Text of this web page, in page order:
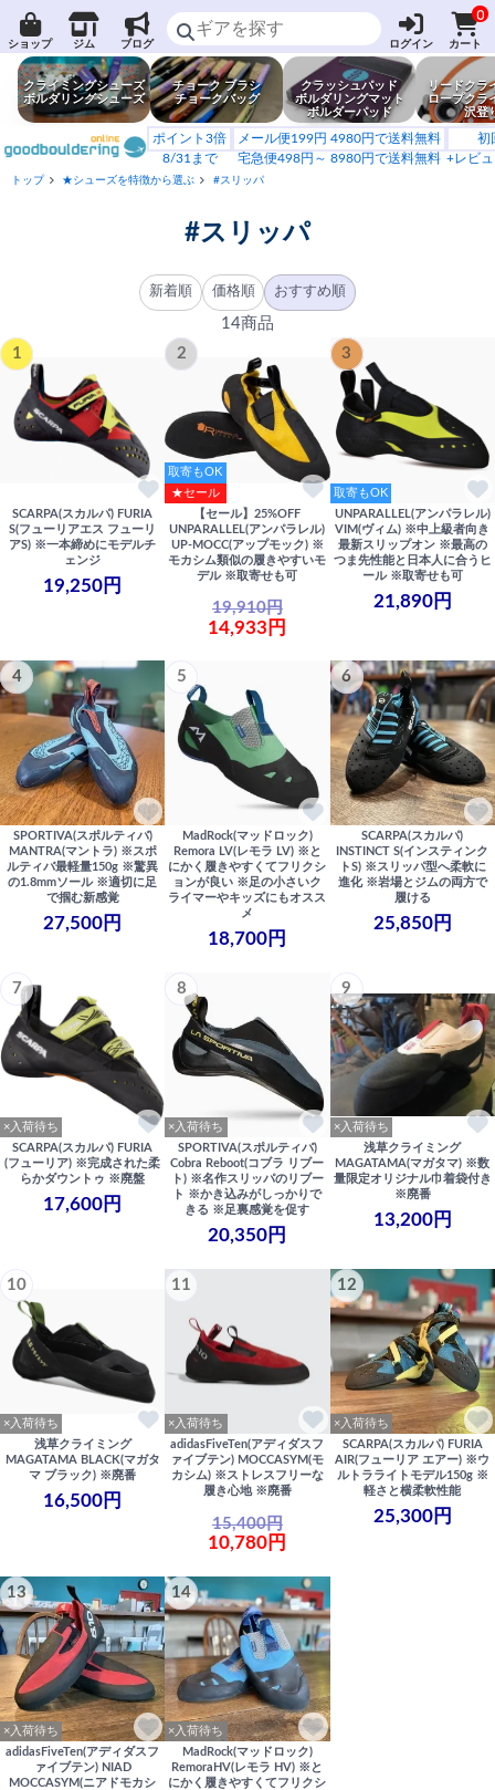
ショップ ジム ブログ ログイン
0
カート
クライミングシューズ
ボルダリングシューズ
チョーク ブラシ
チョークバッグ
クラッシュパッド
ボルダリングマット
ボルダーパッド
リードクラ
ロープクラ
沢登
ポイント3倍
8/31まで
メール便199円 4980円で送料無料
宅急便498円～ 8980円で送料無料
初
+レビ
トップ ★シューズを特徴から選ぶ #スリッパ
#スリッパ
新着順 価格順 おすすめ順
14商品
1
SCARPA(スカルパ) FURIA
S(フューリアエス フューリ
アS) ※一本締めにモデルチ
ェンジ
19,250円
2
取寄もOK
★セール
【セール】25%OFF
UNPARALLEL(アンパラレル)
UP-MOCC(アップモック) ※
モカシム類似の履きやすいモ
デル ※取寄せも可
19,910円
14,933円
3
取寄もOK
UNPARALLEL(アンパラレル)
VIM(ヴィム) ※中上級者向き
最新スリップオン ※最高の
つま先性能と日本人に合うヒ
ール ※取寄せも可
21,890円
4
SPORTIVA(スポルティバ)
MANTRA(マントラ) ※スポ
ルティバ最軽量150g ※驚異
の1.8mmソール ※適切に足
で掴む新感覚
27,500円
5
MadRock(マッドロック)
Remora LV(レモラ LV) ※と
にかく履きやすくてフリクシ
ョンが良い ※足の小さいク
ライマーやキッズにもオスス
メ
18,700円
6
SCARPA(スカルパ)
INSTINCT S(インスティンク
トS) ※スリッパ型へ柔軟に
進化 ※岩場とジムの両方で
履ける
25,850円
7
×入荷待ち
SCARPA(スカルパ) FURIA
(フューリア) ※完成された柔
らかダウントゥ ※廃盤
17,600円
8
×入荷待ち
SPORTIVA(スポルティバ)
Cobra Reboot(コブラ リブー
ト) ※名作スリッパのリブー
ト ※かき込みがしっかりで
きる ※足裏感覚を促す
20,350円
9
×入荷待ち
浅草クライミング
MAGATAMA(マガタマ) ※数
量限定オリジナル巾着袋付き
※廃番
13,200円
10
×入荷待ち
浅草クライミング
MAGATAMA BLACK(マガタ
マ ブラック) ※廃番
16,500円
11
×入荷待ち
adidasFiveTen(アディダスフ
ァイブテン) MOCCASYM(モ
カシム) ※ストレスフリーな
履き心地 ※廃番
15,400円
10,780円
12
×入荷待ち
SCARPA(スカルパ) FURIA
AIR(フューリア エアー) ※ウ
ルトラライトモデル150g ※
軽さと横柔軟性能
25,300円
13
×入荷待ち
adidasFiveTen(アディダスフ
ァイブテン) NIAD
MOCCASYM(ニアドモカシ
14
×入荷待ち
MadRock(マッドロック)
RemoraHV(レモラ HV) ※と
にかく履きやすくてフリクシ